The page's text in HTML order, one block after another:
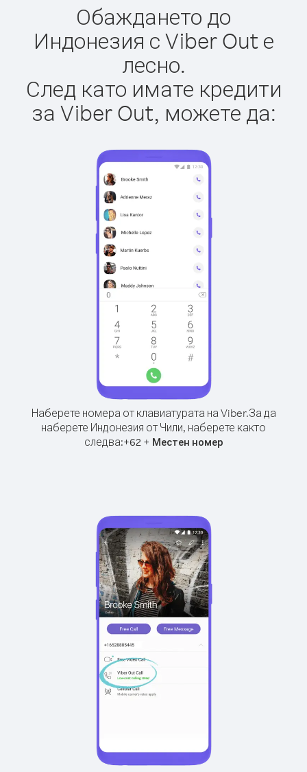
Обаждането до
Индонезия с Viber Out е
лесно.
След като имате кредити
за Viber Out, можете да:
Наберете номера от клавиатурата на Viber.За да
наберете Индонезия от Чили, наберете както
следва:+62+ Местен номер